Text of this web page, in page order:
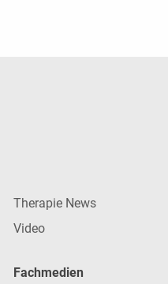
Therapie News
Video
Fachmedien